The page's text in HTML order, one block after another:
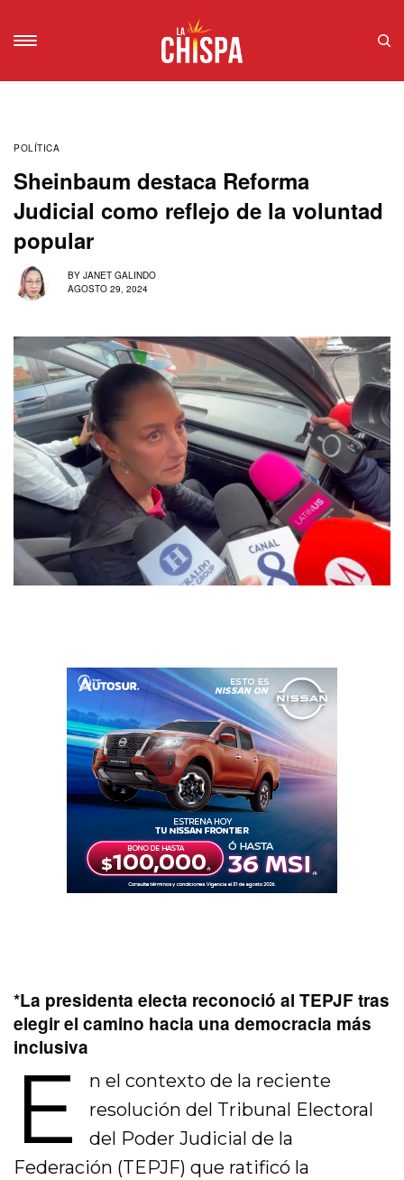
POLÍTICA
Sheinbaum destaca Reforma
Judicial como reflejo de la voluntad
popular
BY JANET GALINDO
AGOSTO 29, 2024
*La presidenta electa reconoció al TEPJF tras
elegir el camino hacia una democracia más
inclusiva
E
n el contexto de la reciente
resolución del Tribunal Electoral
del Poder Judicial de la
Federación (TEPJF) que ratificó la